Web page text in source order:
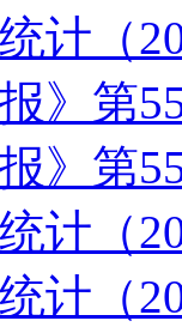
计（
》第
》第
计（
计（